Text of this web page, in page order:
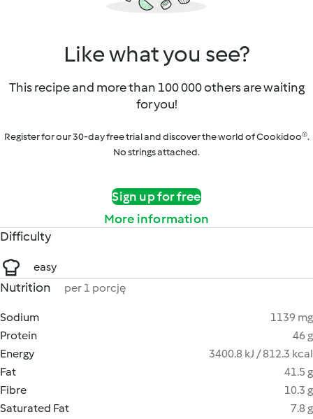
Like what you see?
This recipe and more than 100 000 others are waiting
for you!
Register for our 30-day free trial and discover the world of Cookidoo®.
No strings attached.
Sign up for free
More information
Difficulty
easy
Nutrition per 1 porcję
Sodium
1139 mg
Protein
46 g
Energy
3400.8 kJ / 812.3 kcal
Fat
41.5 g
Fibre
10.3 g
Saturated Fat
7.8 g